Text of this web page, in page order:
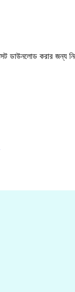
ডাউনলোড করার জন্য